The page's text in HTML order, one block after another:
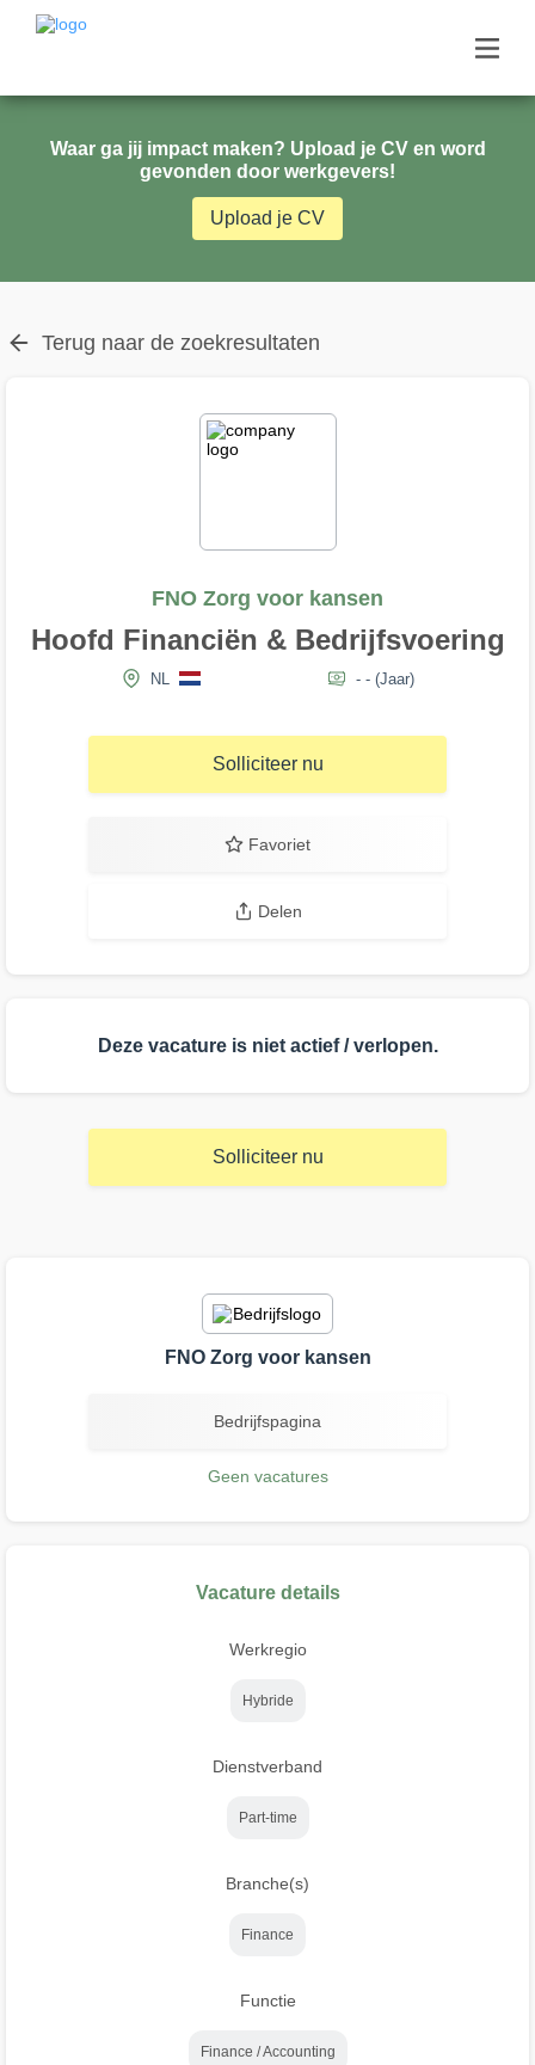
Waar ga jij impact maken? Upload je CV en word
gevonden door werkgevers!
Upload je CV
Terug naar de zoekresultaten
FNO Zorg voor kansen
Hoofd Financiën & Bedrijfsvoering
NL - - (Jaar)
Solliciteer nu
Favoriet
Delen
Deze vacature is niet actief / verlopen.
Solliciteer nu
FNO Zorg voor kansen
Bedrijfspagina
Geen vacatures
Vacature details
Werkregio
Hybride
Dienstverband
Part-time
Branche(s)
Finance
Functie
Finance / Accounting